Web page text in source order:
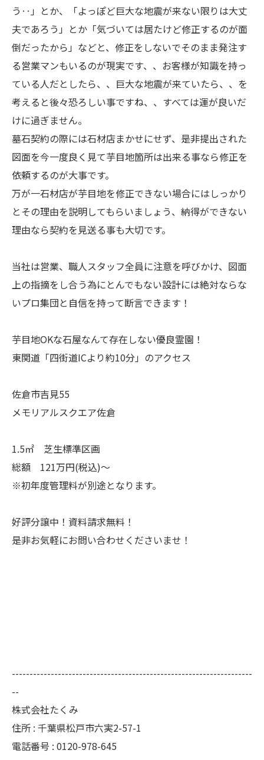
う‥」とか、「よっぽど巨大な地震が来ない限りは大丈
夫であろう」とか「気づいては居たけど修正するのが面
倒だったから」などと、修正をしないでそのまま発注す
る営業マンもいるのが現実です、、お客様が知識を持っ
ている人だとしたら、、巨大な地震が来ていたら、、を
考えると後々恐ろしい事ですね、、すべては運が良いだ
けに過ぎません。
墓石契約の際には石材店まかせにせず、是非提出された
図面を今一度良く見て芋目地箇所は出来る事なら修正を
依頼するのが大事です。
万が一石材店が芋目地を修正できない場合にはしっかり
とその理由を説明してもらいましょう、納得ができない
理由なら契約を見送る事も大切です。
当社は営業、職人スタッフ全員に注意を呼びかけ、図面
上の指摘をし合う為にとんでもない設計には絶対ならな
いプロ集団と自信を持って断言できます！
芋目地OKな石屋なんて存在しない優良霊園！
東関道「四街道ICより約10分」のアクセス
佐倉市吉見55
メモリアルスクエア佐倉
1.5㎡ 芝生標準区画
総額 121万円(税込)～
※初年度管理料が別途となります。
好評分譲中！資料請求無料！
是非お気軽にお問い合わせくださいませ！
--------------------------------------------------------------------
--
株式会社たくみ
住所 : 千葉県松戸市六実2-57-1
電話番号 : 0120-978-645